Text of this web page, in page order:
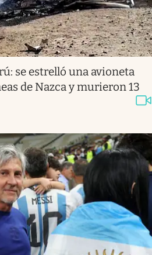
se estrelló una avioneta
de Nazca y murieron 13